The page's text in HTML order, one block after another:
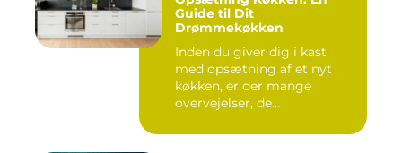
Guide til Dit
Drømmekøkken
Inden du giver dig i kast
med opsætning af et nyt
køkken, er der mange
overvejelser, de...